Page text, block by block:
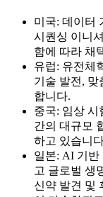
미국: 데이터
시퀀싱 이니
함에 따라 채
유럽: 유전체
기술 발전, 맞
합니다.
중국: 임상 시
간의 대규모
하고 있습니
일본: AI 기반
고 글로벌 생
신약 발견 및